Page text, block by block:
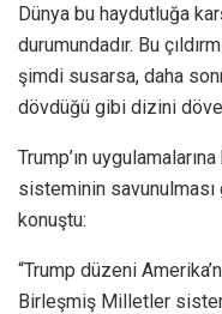
Dünya bu haydutluğa
durumundadır. Bu
şimdi susarsa, daha
dövdüğü gibi dizini
Trump’ın
sisteminin
konuştu:
“Trump düzeni
Birleşmiş Milletler